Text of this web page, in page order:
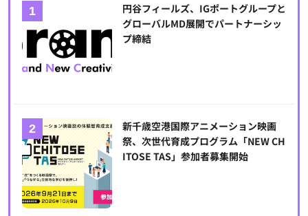
円谷フィールズ、IGポートグループと
グローバルMD展開でパートナーシッ
プ締結
新千歳空港国際アニメーション映画
祭、次世代育成プログラム「NEW CH
ITOSE TAS」参加者募集開始